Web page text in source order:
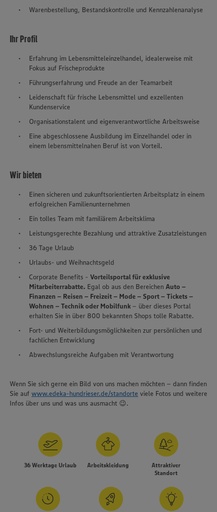
Warenbestellung, Bestandskontrolle und Kennzahlenanalyse
Ihr Profil
Erfahrung im Lebensmitteleinzelhandel, idealerweise mit
Fokus auf Frischeprodukte
Führungserfahrung und Freude an der Teamarbeit
Leidenschaft für frische Lebensmittel und exzellenten
Kundenservice
Organisationstalent und eigenverantwortliche Arbeitsweise
Eine abgeschlossene Ausbildung im Einzelhandel oder in
einem lebensmittelnahen Beruf ist von Vorteil.
Wir bieten
Einen sicheren und zukunftsorientierten Arbeitsplatz in einem
erfolgreichen Familienunternehmen
Ein tolles Team mit familiärem Arbeitsklima
Leistungsgerechte Bezahlung und attraktive Zusatzleistungen
36 Tage Urlaub
Urlaubs- und Weihnachtsgeld
Corporate Benefits - Vorteilsportal für exklusive
Mitarbeiterrabatte. Egal ob aus den Bereichen Auto –
Finanzen – Reisen – Freizeit – Mode – Sport – Tickets –
Wohnen – Technik oder Mobilfunk – über dieses Portal
erhalten Sie in über 800 bekannten Shops tolle Rabatte.
Fort- und Weiterbildungsmöglichkeiten zur persönlichen und
fachlichen Entwicklung
Abwechslungsreiche Aufgaben mit Verantwortung
Wenn Sie sich gerne ein Bild von uns machen möchten – dann finden
Sie auf www.edeka-hundrieser.de/standorte viele Fotos und weitere
Infos über uns und was uns ausmacht 😉.
36 Werktage Urlaub Arbeitskleidung
Attraktiver
Standort